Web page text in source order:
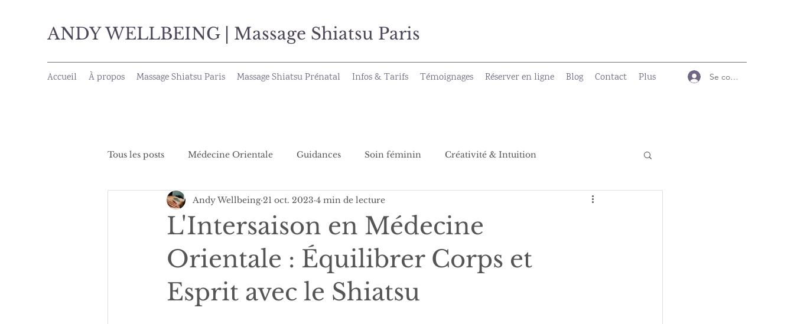
ANDY WELLBEING | Massage Shiatsu Paris
Accueil À propos Massage Shiatsu Paris Massage Shiatsu Prénatal Infos & Tarifs Témoignages Réserver en ligne Blog Contact Plus Se connecter
Tous les posts Médecine Orientale Guidances Soin féminin Créativité & Intuition
L'Intersaison en Médecine
Orientale : Équilibrer Corps et
Esprit avec le Shiatsu
Andy Wellbeing 21 oct. 2023 4 min de lecture